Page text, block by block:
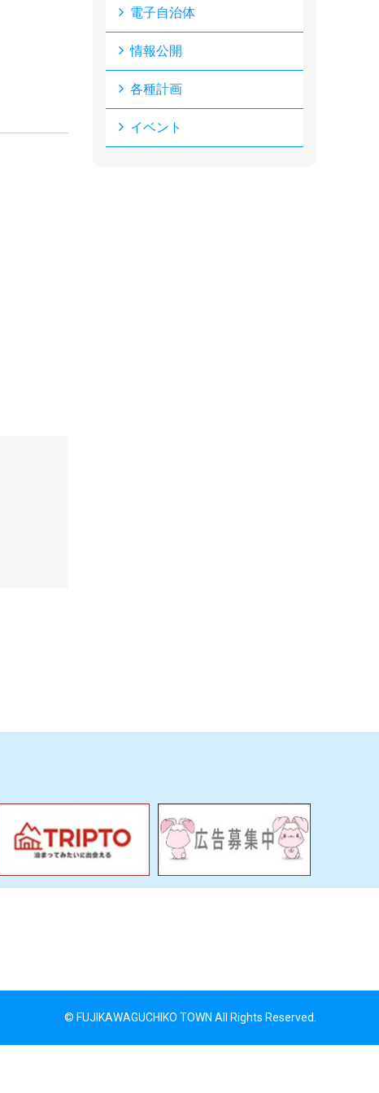
電子自治体
情報公開
各種計画
イベント
© FUJIKAWAGUCHIKO TOWN All Rights Reserved.